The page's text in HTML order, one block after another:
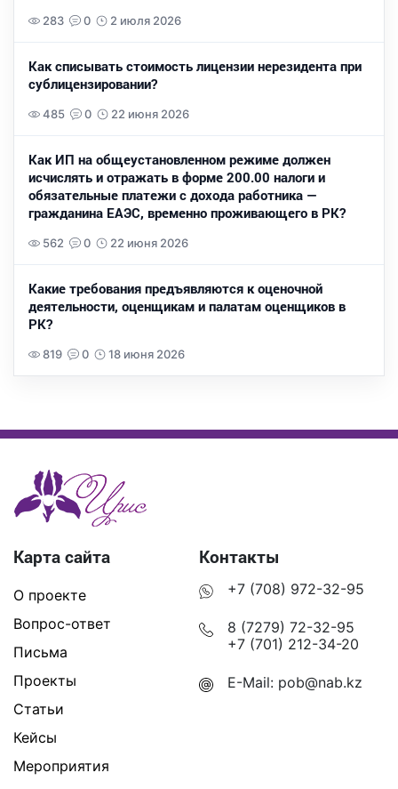
283 0 2 июля 2026
Как списывать стоимость лицензии нерезидента при
сублицензировании?
485 0 22 июня 2026
Как ИП на общеустановленном режиме должен
исчислять и отражать в форме 200.00 налоги и
обязательные платежи с дохода работника —
гражданина ЕАЭС, временно проживающего в РК?
562 0 22 июня 2026
Какие требования предъявляются к оценочной
деятельности, оценщикам и палатам оценщиков в
РК?
819 0 18 июня 2026
Карта сайта
О проекте
Вопрос-ответ
Письма
Проекты
Статьи
Кейсы
Мероприятия
Контакты
+7 (708) 972-32-95
8 (7279) 72-32-95
+7 (701) 212-34-20
E-Mail: pob@nab.kz